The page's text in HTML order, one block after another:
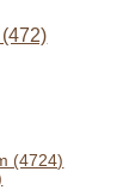
(4724)